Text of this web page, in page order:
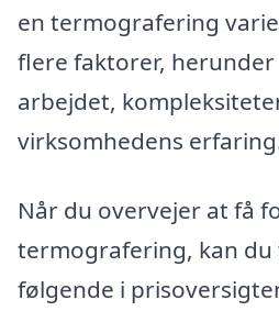
en termografering
flere faktorer,
arbejdet,
virksomhedens
Når du overvejer at få
termografering, kan du
følgende i